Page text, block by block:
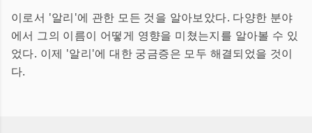
이로서 '알리'에 관한 모든 것을 알아보았다. 다양한 분야
에서 그의 이름이 어떻게 영향을 미쳤는지를 알아볼 수 있
었다. 이제 '알리'에 대한 궁금증은 모두 해결되었을 것이
다.